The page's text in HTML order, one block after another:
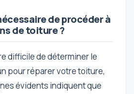
de procéder à
de toiture ?
difficile de déterminer le
pour réparer votre toiture,
évidents indiquent que